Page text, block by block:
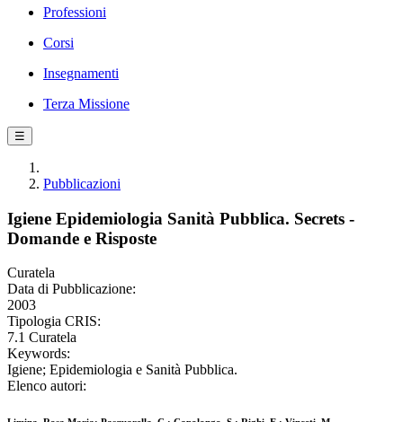
Professioni
Corsi
Insegnamenti
Terza Missione
☰
Pubblicazioni
Igiene Epidemiologia Sanità Pubblica. Secrets -
Domande e Risposte
Curatela
Data di Pubblicazione:
2003
Tipologia CRIS:
7.1 Curatela
Keywords:
Igiene; Epidemiologia e Sanità Pubblica.
Elenco autori: